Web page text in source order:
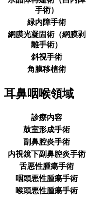
手術）
緑内障手術
網膜光凝固術（網膜剥
離手術）
斜視手術
角膜移植術
耳鼻咽喉領域
診療内容
鼓室形成手術
副鼻腔炎手術
内視鏡下副鼻腔炎手術
舌悪性腫瘍手術
咽頭悪性腫瘍手術
喉頭悪性腫瘍手術